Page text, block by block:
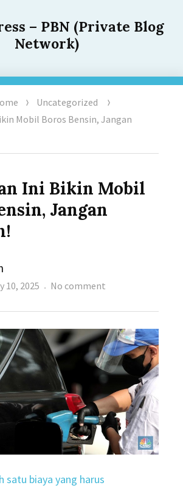
– PBN (Private Blog
Network)
Uncategorized
Mobil Boros Bensin, Jangan
Ini Bikin Mobil
Jangan
10, 2025 No comment
Bikin
Mobil
Boros
Bensin,
Jangan
Lakukan!
satu biaya yang harus